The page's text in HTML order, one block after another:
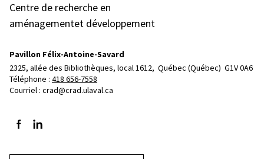
Centre de recherche en
aménagementet développement
Pavillon Félix-Antoine-Savard
2325, allée des Bibliothèques, local 1612, Québec (Québec)  G1V 0A6
Téléphone : 418 656-7558
Courriel : crad@crad.ulaval.ca
Suivez-nous sur Facebook
Suivez-nous sur LinkedIn